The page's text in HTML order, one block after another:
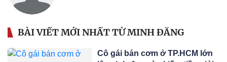
BÀI VIẾT MỚI NHẤT TỪ MINH ĐĂNG
Cô gái bán cơm ở TP.HCM lớn